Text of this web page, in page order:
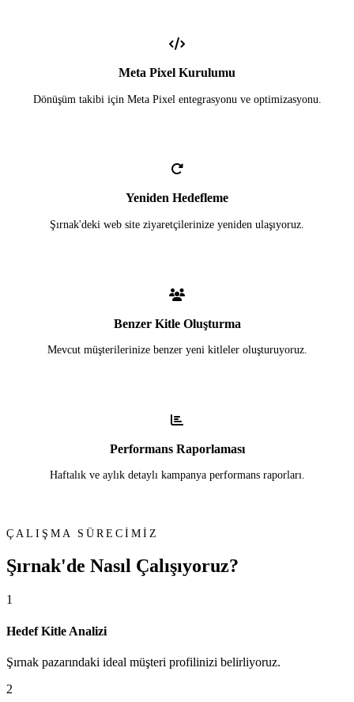
Meta Pixel Kurulumu
Dönüşüm takibi için Meta Pixel entegrasyonu ve optimizasyonu.
Yeniden Hedefleme
Şırnak'deki web site ziyaretçilerinize yeniden ulaşıyoruz.
Benzer Kitle Oluşturma
Mevcut müşterilerinize benzer yeni kitleler oluşturuyoruz.
Performans Raporlaması
Haftalık ve aylık detaylı kampanya performans raporları.
ÇALIŞMA SÜRECİMİZ
Şırnak'de Nasıl Çalışıyoruz?
1
Hedef Kitle Analizi
Şırnak pazarındaki ideal müşteri profilinizi belirliyoruz.
2